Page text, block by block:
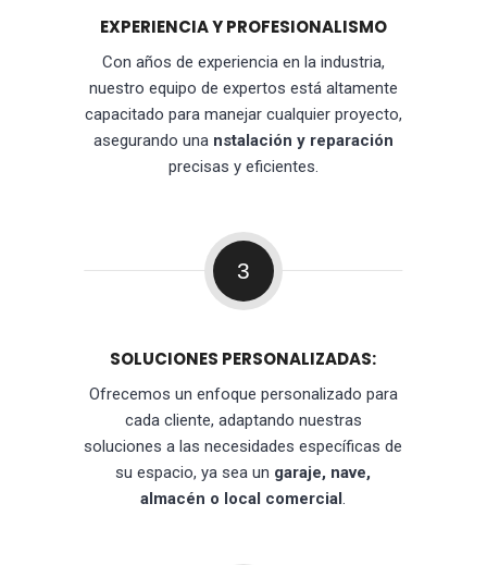
EXPERIENCIA Y PROFESIONALISMO
Con años de experiencia en la industria,
nuestro equipo de expertos está altamente
capacitado para manejar cualquier proyecto,
asegurando una nstalación y reparación
precisas y eficientes.
3
SOLUCIONES PERSONALIZADAS:
Ofrecemos un enfoque personalizado para
cada cliente, adaptando nuestras
soluciones a las necesidades específicas de
su espacio, ya sea un garaje, nave,
almacén o local comercial.